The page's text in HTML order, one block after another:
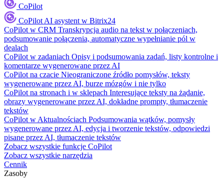
CoPilot
CoPilot AI asystent w Bitrix24
CoPilot w CRM Transkrypcja audio na tekst w połączeniach,
podsumowanie połączenia, automatyczne wypełnianie pól w
dealach
CoPilot w zadaniach Opisy i podsumowania zadań, listy kontrolne i
komentarze wygenerowane przez AI
CoPilot na czacie Nieograniczone źródło pomysłów, teksty
wygenerowane przez AI, burze mózgów i nie tylko
CoPilot na stronach i w sklepach Interesujące teksty na żądanie,
obrazy wygenerowane przez AI, dokładne prompty, tłumaczenie
tekstów
CoPilot w Aktualnościach Podsumowania wątków, pomysły
wygenerowane przez AI, edycja i tworzenie tekstów, odpowiedzi
pisane przez AI, tłumaczenie tekstów
Zobacz wszystkie funkcje CoPilot
Zobacz wszystkie narzędzia
Cennik
Zasoby